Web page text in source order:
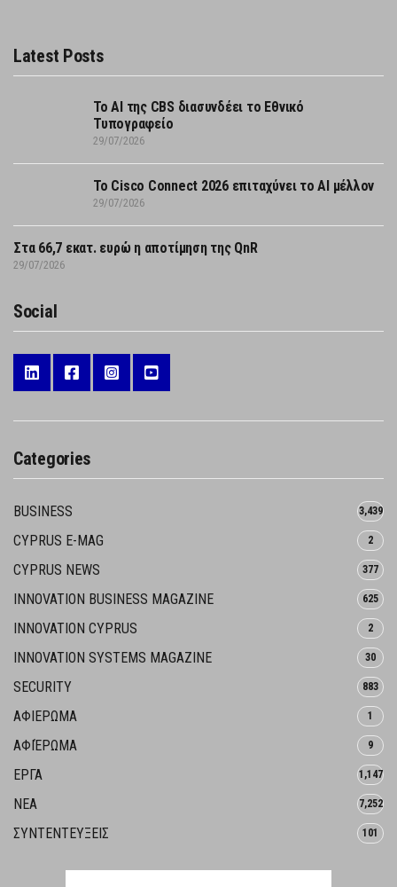
Latest Posts
Το AI της CBS διασυνδέει το Εθνικό
Τυπογραφείο
29/07/2026
Το Cisco Connect 2026 επιταχύνει το AI μέλλον
29/07/2026
Στα 66,7 εκατ. ευρώ η αποτίμηση της QnR
29/07/2026
Social
Categories
BUSINESS 3,439
CYPRUS E-MAG 2
CYPRUS NEWS 377
INNOVATION BUSINESS MAGAZINE 625
INNOVATION CYPRUS 2
INNOVATION SYSTEMS MAGAZINE 30
SECURITY 883
ΑΦΙΕΡΩΜΑ 1
ΑΦΙΈΡΩΜΑ 9
ΕΡΓΑ 1,147
ΝΕΑ 7,252
ΣΥΝΤΕΝΤΕΥΞΕΙΣ 101